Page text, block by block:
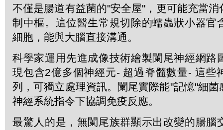
不僅是腸道有益菌的"安全屋"，更可能充當
制中樞。這位醫生常規切除的蠕蟲狀小器官
細胞，能與大腦直接溝通。
科學家運用先進成像技術繪製闌尾神經網路
現包含2億多個神經元- 超過脊髓數量- 這些
列，可獨立處理資訊。闌尾實際能"記憶"細
神經系統指令下協調免疫反應。
最驚人的是，無闌尾族群顯示出改變的腸腦